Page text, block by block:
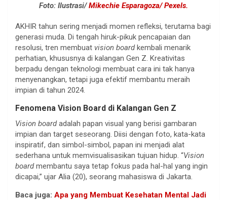
Foto: Ilustrasi/Mikechie Esparagoza/ Pexels.
AKHIR tahun sering menjadi momen refleksi, terutama bagi
generasi muda. Di tengah hiruk-pikuk pencapaian dan
resolusi, tren membuat vision boardkembali menarik
perhatian, khususnya di kalangan Gen Z. Kreativitas
berpadu dengan teknologi membuat cara ini tak hanya
menyenangkan, tetapi juga efektif membantu meraih
impian di tahun 2024.
Fenomena Vision Board di Kalangan Gen Z
Vision boardadalah papan visual yang berisi gambaran
impian dan target seseorang. Diisi dengan foto, kata-kata
inspiratif, dan simbol-simbol, papan ini menjadi alat
sederhana untuk memvisualisasikan tujuan hidup. “Vision
boardmembantu saya tetap fokus pada hal-hal yang ingin
dicapai,” ujar Alia (20), seorang mahasiswa di Jakarta.
Baca juga: Apa yang Membuat Kesehatan Mental Jadi